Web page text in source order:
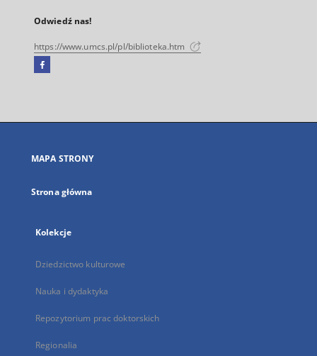
Odwiedź nas!
https://www.umcs.pl/pl/biblioteka.htm
Facebook
się
karcie
MAPA STRONY
Strona główna
Kolekcje
Dziedzictwo kulturowe
Nauka i dydaktyka
Repozytorium prac doktorskich
Regionalia